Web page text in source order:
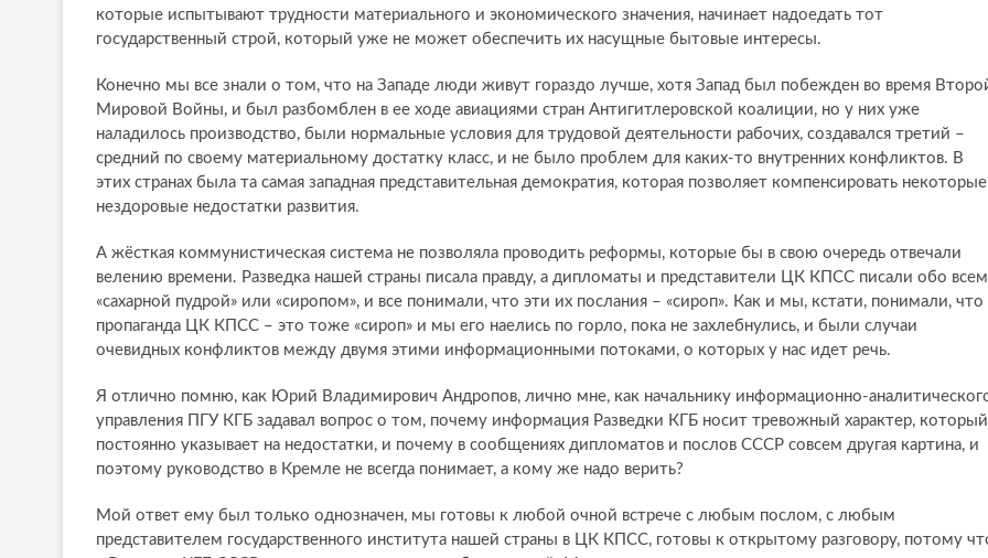
которые испытывают трудности материального и экономического значения, начинает надоедать тот
государственный строй, который уже не может обеспечить их насущные бытовые интересы.
Конечно мы все знали о том, что на Западе люди живут гораздо лучше, хотя Запад был побежден во время
Мировой Войны, и был разбомблен в ее ходе авиациями стран Антигитлеровской коалиции, но у них уже
наладилось производство, были нормальные условия для трудовой деятельности рабочих, создавался третий –
средний по своему материальному достатку класс, и не было проблем для каких-то внутренних конфликтов. В
этих странах была та самая западная представительная демократия, которая позволяет компенсировать некоторые
нездоровые недостатки развития.
А жёсткая коммунистическая система не позволяла проводить реформы, которые бы в свою очередь отвечали
велению времени. Разведка нашей страны писала правду, а дипломаты и представители ЦК КПСС писали обо всем
«сахарной пудрой» или «сиропом», и все понимали, что эти их послания – «сироп». Как и мы, кстати, понимали, что
пропаганда ЦК КПСС – это тоже «сироп» и мы его наелись по горло, пока не захлебнулись, и были случаи
очевидных конфликтов между двумя этими информационными потоками, о которых у нас идет речь.
Я отлично помню, как Юрий Владимирович Андропов, лично мне, как начальнику информационно-
управления ПГУ КГБ задавал вопрос о том, почему информация Разведки КГБ носит тревожный характер, который
постоянно указывает на недостатки, и почему в сообщениях дипломатов и послов СССР совсем другая картина, и
поэтому руководство в Кремле не всегда понимает, а кому же надо верить?
Мой ответ ему был только однозначен, мы готовы к любой очной встрече с любым послом, с любым
представителем государственного института нашей страны в ЦК КПСС, готовы к открытому разговору, потому